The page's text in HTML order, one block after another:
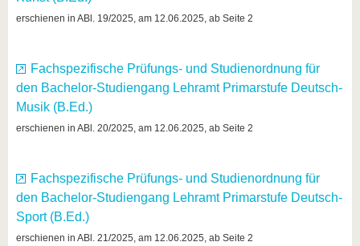
erschienen in ABl. 19/2025, am 12.06.2025, ab Seite 2
Fachspezifische Prüfungs- und Studienordnung für
den Bachelor-Studiengang Lehramt Primarstufe Deutsch-
Musik (B.Ed.)
erschienen in ABl. 20/2025, am 12.06.2025, ab Seite 2
Fachspezifische Prüfungs- und Studienordnung für
den Bachelor-Studiengang Lehramt Primarstufe Deutsch-
Sport (B.Ed.)
erschienen in ABl. 21/2025, am 12.06.2025, ab Seite 2